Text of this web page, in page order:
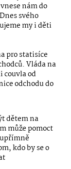
nám do
svého
my i děti
pro statisíce
Vláda na
couvla od
odchodu do
dětem na
může pomoct
kdo by se o